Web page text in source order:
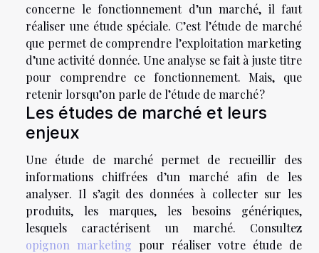
concerne le fonctionnement d’un marché, il faut
réaliser une étude spéciale. C’est l’étude de marché
que permet de comprendre l’exploitation marketing
d’une activité donnée. Une analyse se fait à juste titre
pour comprendre ce fonctionnement. Mais, que
retenir lorsqu’on parle de l’étude de marché ?
Les études de marché et leurs
enjeux
Une étude de marché permet de recueillir des
informations chiffrées d’un marché afin de les
analyser. Il s’agit des données à collecter sur les
produits, les marques, les besoins génériques,
lesquels caractérisent un marché. Consultez
opignon marketing pour réaliser votre étude de